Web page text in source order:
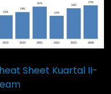
Sheet Kuartal II-